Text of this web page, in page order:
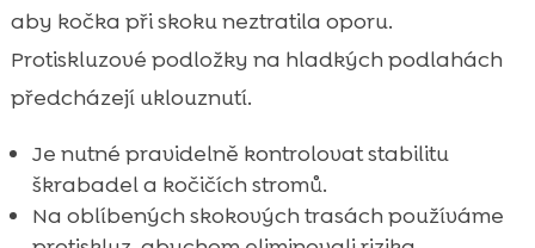
aby kočka při skoku neztratila oporu.
Protiskluzové podložky na hladkých podlahách
předcházejí uklouznutí.
Je nutné pravidelně kontrolovat stabilitu
škrabadel a kočičích stromů.
Na oblíbených skokových trasách používáme